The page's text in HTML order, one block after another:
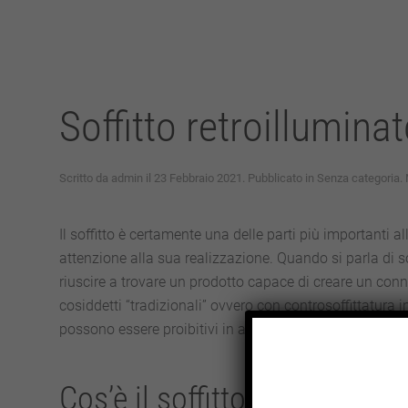
Soffitto
Scritto da admin il 23 Febbraio 2021 . Pubblicato in Senza categoria.
Il soffitto è certamente una delle parti più importanti
attenzione alla sua realizzazione. Quando si parla di
riuscire a trovare un prodotto capace di creare un
cosiddetti “tradizionali” ovvero con controsoffittatura
possono essere proibitivi in alcune circostanze.
Cos’è il soffitto